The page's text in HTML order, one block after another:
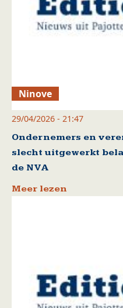
Ninove
29/04/2026 - 21:47
Ondernemers en
slecht uitgewerkt
de NVA
Meer lezen